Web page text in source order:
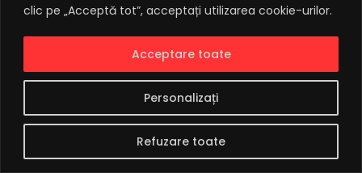
clic pe „Acceptă tot”, acceptați utilizarea cookie-urilor.
Personalizați
Refuzare toate
Acceptare toate